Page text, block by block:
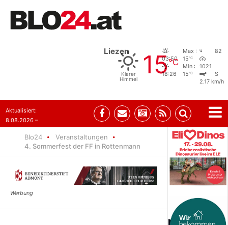
Liezen
Klarer
Himmel
15°C
03:50
18:26
Max :
15°C
Min :
15°C
82
1021
S
2.17 km/h
Aktualisiert:
8.08.2026 –
Blo24
Veranstaltungen
4. Sommerfest der FF in Rottenmann